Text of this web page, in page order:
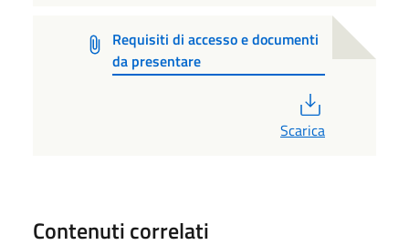
Requisiti di accesso e documenti
da presentare
Scarica
Contenuti correlati